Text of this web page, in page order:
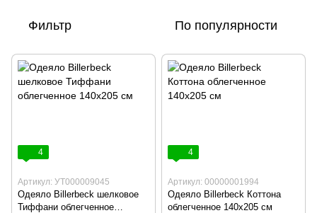
Фильтр По популярности
4
Артикул: УТ000009045
Одеяло Billerbeck шелковое
Тиффани облегченное
4
Артикул: 00000001994
Одеяло Billerbeck Коттона
облегченное 140х205 см